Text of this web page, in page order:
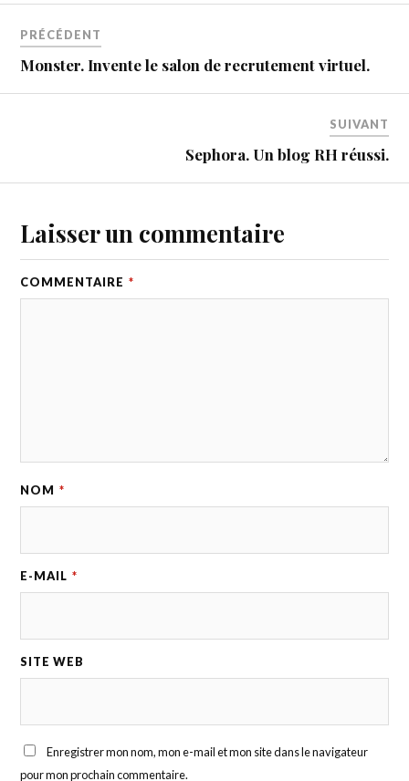
PRÉCÉDENT
Monster. Invente le salon de recrutement virtuel.
SUIVANT
Sephora. Un blog RH réussi.
Laisser un commentaire
COMMENTAIRE *
NOM *
E-MAIL *
SITE WEB
Enregistrer mon nom, mon e-mail et mon site dans le navigateur
pour mon prochain commentaire.